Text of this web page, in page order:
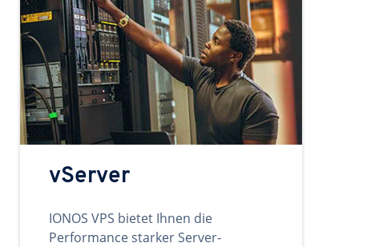
vServer
IONOS VPS bietet Ihnen die
Performance starker Server-